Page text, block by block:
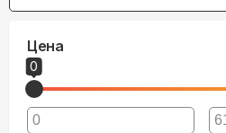
Цена
0